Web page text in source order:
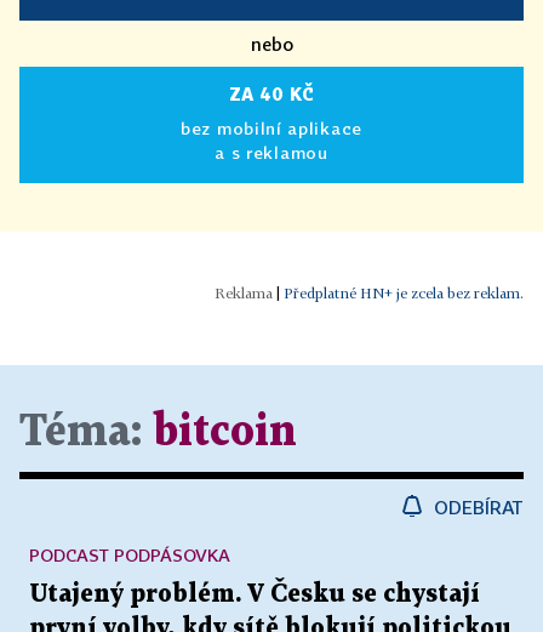
nebo
ZA 40 KČ
bez mobilní aplikace
a s reklamou
Předplatné HN+ je zcela bez reklam.
Téma: bitcoin
ODEBÍRAT
Utajený problém. V Česku se chystají
PODCAST PODPÁSOVKA